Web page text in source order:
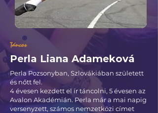
Táncos
Perla Liana Adameková
Perla Pozsonyban, Szlovákiában született
és nőtt fel.
4 évesen kezdett el ír táncolni, 5 évesen az
Avalon Akadémián. Perla már a mai napig
versenyzett, számos nemzetközi címet